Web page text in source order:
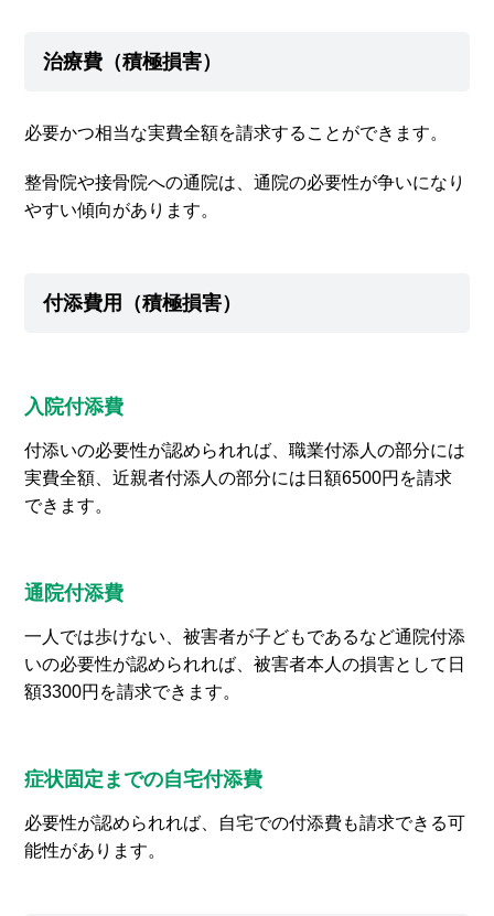
治療費（積極損害）
必要かつ相当な実費全額を請求することができます。
整骨院や接骨院への通院は、通院の必要性が争いになり
やすい傾向があります。
付添費用（積極損害）
入院付添費
付添いの必要性が認められれば、職業付添人の部分には
実費全額、近親者付添人の部分には日額6500円を請求
できます。
通院付添費
一人では歩けない、被害者が子どもであるなど通院付添
いの必要性が認められれば、被害者本人の損害として日
額3300円を請求できます。
症状固定までの自宅付添費
必要性が認められれば、自宅での付添費も請求できる可
能性があります。